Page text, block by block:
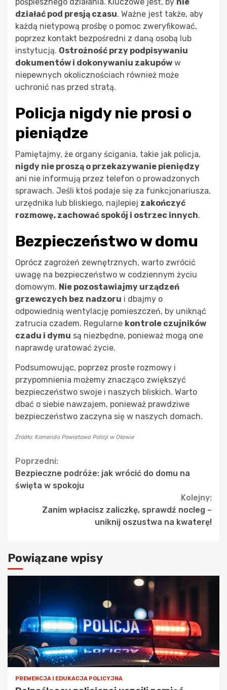
działać pod presją czasu. Ważne jest także, aby
każdą nietypową prośbę o pomoc zweryfikować,
poprzez kontakt bezpośredni z daną osobą lub
instytucją. Ostrożność przy podpisywaniu
dokumentów i dokonywaniu zakupów w
niepewnych okolicznościach również może
uchronić nas przed stratą.
Policja nigdy nie prosi o
pieniądze
Pamiętajmy, że organy ścigania, takie jak policja,
nigdy nie proszą o przekazywanie pieniędzy
ani nie informują przez telefon o prowadzonych
sprawach. Jeśli ktoś podaje się za funkcjonariusza,
urzędnika lub bliskiego, najlepiej zakończyć
rozmowę, zachować spokój i ostrzec innych.
Bezpieczeństwo w domu
Oprócz zagrożeń zewnętrznych, warto zwrócić
uwagę na bezpieczeństwo w codziennym życiu
domowym. Nie pozostawiajmy urządzeń
grzewczych bez nadzoru i dbajmy o
odpowiednią wentylację pomieszczeń, by uniknąć
zatrucia czadem. Regularne kontrole czujników
czadu i dymu są niezbędne, ponieważ mogą one
naprawdę uratować życie.
Podsumowując, poprzez proste rozmowy i
przypomnienia możemy znacząco zwiększyć
bezpieczeństwo swoje i naszych bliskich. Warto
dbać o siebie nawzajem, ponieważ prawdziwe
bezpieczeństwo zaczyna się w naszych domach.
Źródło: Komenda Powiatowa Policji w Oławie
Continue
Reading
Poprzedni:
Bezpieczne podróże: jak wrócić do domu na
święta w spokoju
Kolejny:
Zanim wpłacisz zaliczkę, sprawdź nocleg –
uniknij oszustwa na kwaterę!
Powiązane wpisy
PREWENCJA I EDUKACJA POLICYJNA